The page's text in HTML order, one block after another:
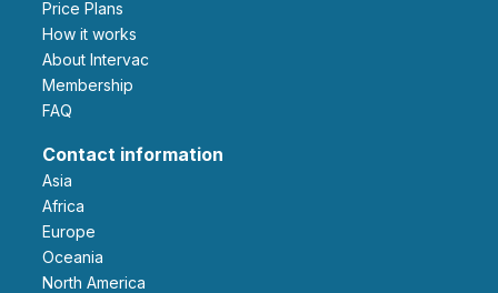
Price Plans
How it works
About Intervac
Membership
FAQ
Contact information
Asia
Africa
Europe
Oceania
North America